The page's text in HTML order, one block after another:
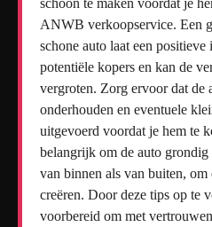
ANWB verkoopservice. Een
schone auto laat een
potentiële kopers en kan de
vergroten. Zorg ervoor dat de
onderhouden en eventuele
uitgevoerd voordat je hem te
belangrijk om de auto
van binnen als van buiten, om
creëren. Door deze tips op te
voorbereid om met